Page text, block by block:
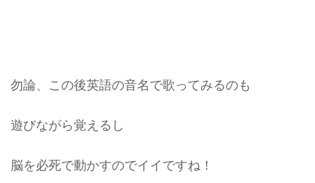
勿論、この後英語の音名で歌ってみるのも
遊びながら覚えるし
脳を必死で動かすのでイイですね！